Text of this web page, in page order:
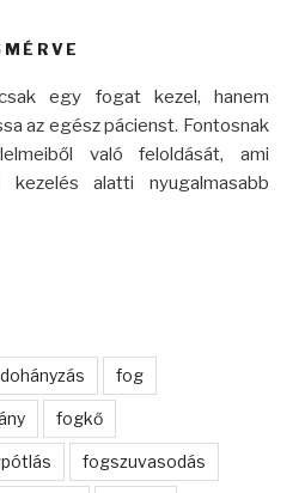
egy fogat kezel, hanem
az egész pácienst. Fontosnak
való feloldását, ami
kezelés alatti nyugalmasabb
dohányzás fog
fogkő
fogszuvasodás